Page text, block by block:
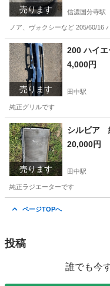
売ります 信濃国分寺駅
ノア、ヴォクシーなど 205/60/16
長野 上田市 信濃国分寺駅
売ります
200 ハイ
4,000円
田中駅
純正グリルです
長野 上田市 田中駅
売ります
シルビア
20,000円
田中駅
純正ラジエーターです
ページTOPへ
投稿
誰でも今